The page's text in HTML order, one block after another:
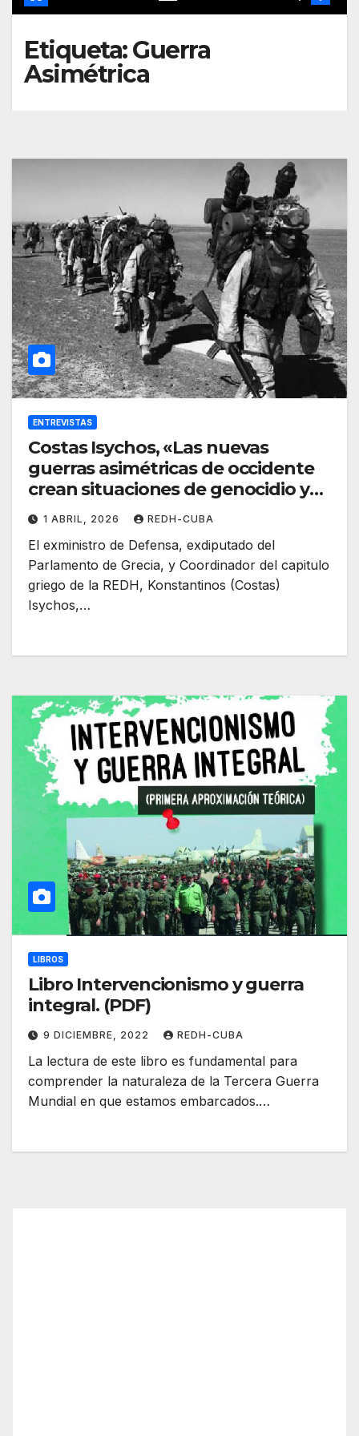
Etiqueta:Guerra
Asimétrica
ENTREVISTAS
Costas Isychos, «Las nuevas
guerras asimétricas de occidente
crean situaciones de genocidio y
limpieza étnica». (Vídeo)
1 ABRIL, 2026 REDH-CUBA
El exministro de Defensa, exdiputado del
Parlamento de Grecia, y Coordinador del capitulo
griego de la REDH, Konstantinos (Costas)
Isychos,…
LIBROS
Libro Intervencionismo y guerra
integral. (PDF)
9 DICIEMBRE, 2022 REDH-CUBA
La lectura de este libro es fundamental para
comprender la naturaleza de la Tercera Guerra
Mundial en que estamos embarcados.…